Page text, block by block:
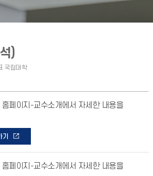
)
페이지-교수소개에서 자세한 내용을
페이지-교수소개에서 자세한 내용을